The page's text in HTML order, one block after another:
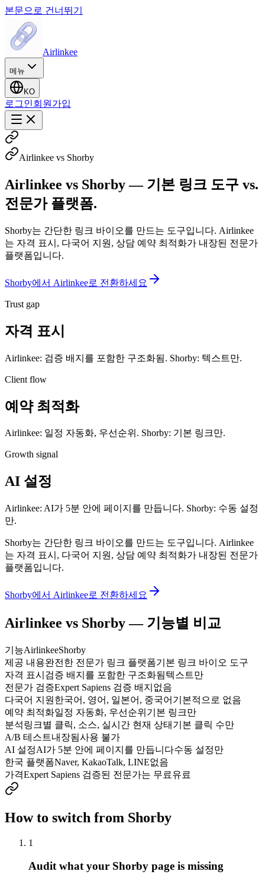
본문으로 건너뛰기
Airlinkee
메뉴
KO
로그인회원가입
Airlinkee vs Shorby
Airlinkee vs Shorby — 기본 링크 도구 vs.
전문가 플랫폼.
Shorby는 간단한 링크 바이오를 만드는 도구입니다. Airlinkee
는 자격 표시, 다국어 지원, 상담 예약 최적화가 내장된 전문가
플랫폼입니다.
Shorby에서 Airlinkee로 전환하세요
Trust gap
자격 표시
Airlinkee: 검증 배지를 포함한 구조화됨. Shorby: 텍스트만.
Client flow
예약 최적화
Airlinkee: 일정 자동화, 우선순위. Shorby: 기본 링크만.
Growth signal
AI 설정
Airlinkee: AI가 5분 안에 페이지를 만듭니다. Shorby: 수동 설정
만.
Shorby는 간단한 링크 바이오를 만드는 도구입니다. Airlinkee
는 자격 표시, 다국어 지원, 상담 예약 최적화가 내장된 전문가
플랫폼입니다.
Shorby에서 Airlinkee로 전환하세요
Airlinkee vs Shorby — 기능별 비교
기능AirlinkeeShorby
제공 내용완전한 전문가 링크 플랫폼기본 링크 바이오 도구
자격 표시 검증 배지를 포함한 구조화됨텍스트만
전문가 검증Expert Sapiens 검증 배지 없음
다국어 지원 한국어, 영어, 일본어, 중국어 기본적으로 없음
예약 최적화일정 자동화, 우선순위 기본 링크만
분석링크별 클릭, 소스, 실시간 현재 상태 기본 클릭 수만
A/B 테스트내장됨사용 불가
AI 설정AI가 5분 안에 페이지를 만듭니다수동 설정만
한국 플랫폼Naver, KakaoTalk, LINE없음
가격Expert Sapiens 검증된 전문가는 무료유료
How to switch from Shorby
1
Audit what your Shorby page is missing